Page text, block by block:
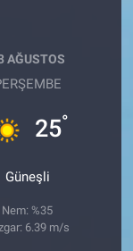
AĞUSTOS
25°
Güneşli
Nem: %35
6.39 m/s